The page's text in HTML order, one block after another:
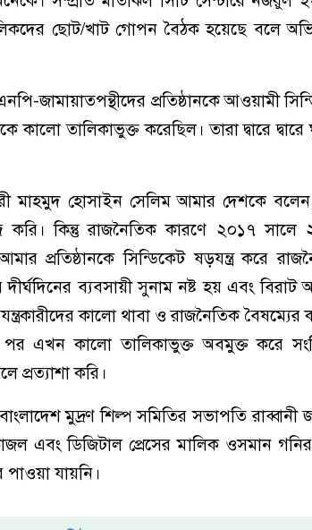
ছোট/খাট গোপন বৈঠক হয়েছে বলে
জামায়াতপন্থীদের প্রতিষ্ঠানকে আওয়ামী
কালো তালিকাভুক্ত করেছিল। তারা দ্বারে
মাহমুদ হোসাইন সেলিম আমার দেশকে
কিন্তু রাজনৈতিক কারণে ২০১৭ সালে
প্রতিষ্ঠানকে সিন্ডিকেট ষড়যন্ত্র করে
ব্যবসায়ী সুনাম নষ্ট হয় এবং বিরাট
কালো থাবা ও রাজনৈতিক বৈষম্যের
এখন কালো তালিকাভুক্ত অবমুক্ত করে
প্রত্যাশা করি।
মুদ্রণ শিল্প সমিতির সভাপতি রাব্বানী
এবং ডিজিটাল প্রেসের মালিক ওসমান
যায়নি।